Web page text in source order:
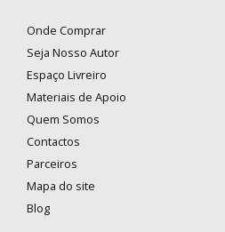
Onde Comprar
Seja Nosso Autor
Espaço Livreiro
Materiais de Apoio
Quem Somos
Contactos
Parceiros
Mapa do site
Blog